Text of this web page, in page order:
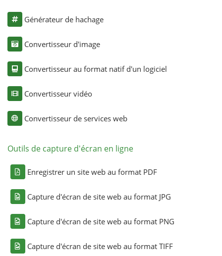
Générateur de hachage
Convertisseur d'image
Convertisseur au format natif d'un logiciel
Convertisseur vidéo
Convertisseur de services web
Outils de capture d'écran en ligne
Enregistrer un site web au format PDF
Capture d'écran de site web au format JPG
Capture d'écran de site web au format PNG
Capture d'écran de site web au format TIFF